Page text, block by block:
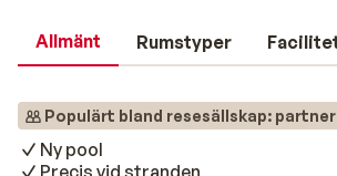
Allmänt Rumstyper
Populärt bland resesällskap: partner
Ny pool
Precis vid stranden